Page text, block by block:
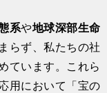
系や地球深部生命
らず、私たちの社
ています。これら
用において「宝の